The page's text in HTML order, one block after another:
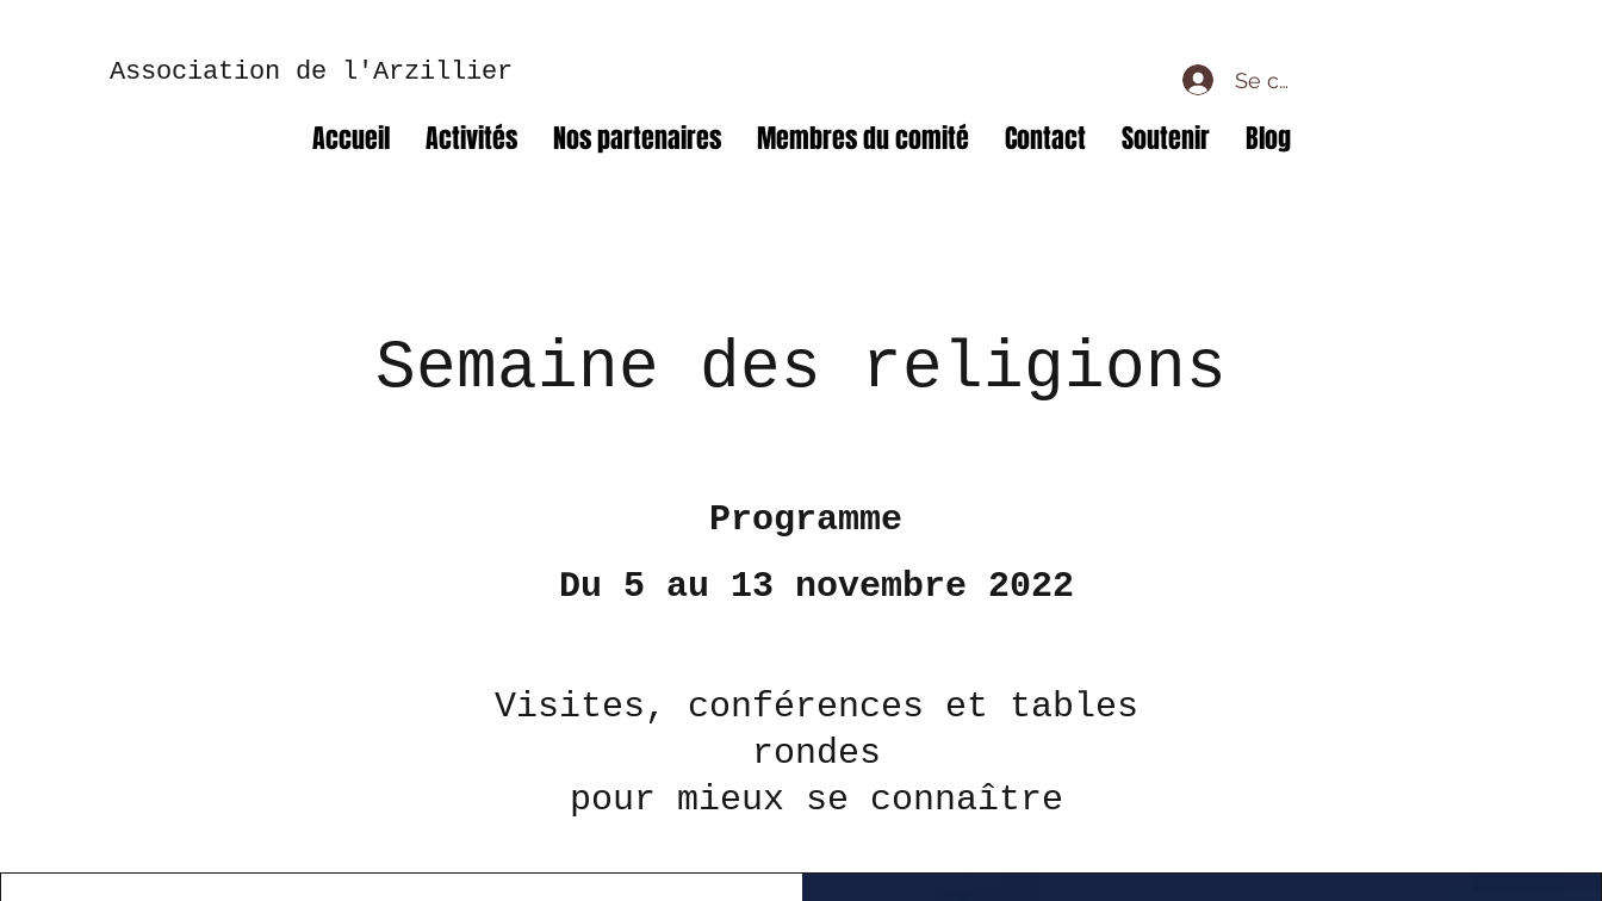
Association de l'Arzillier Se connecter
Accueil Activités Nos partenaires Membres du comité Contact Soutenir Blog
Semaine des religions
Programme
Du 5 au 13 novembre 2022
Visites, conférences et tables
rondes
pour mieux se connaître